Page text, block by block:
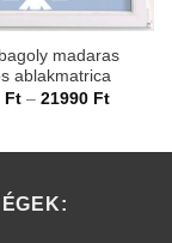
madaras
ablakmatrica
Ft – 21990 Ft